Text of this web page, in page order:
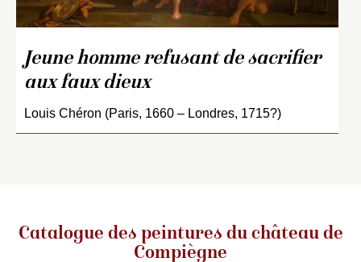
Jeune homme refusant de sacrifier
aux faux dieux
Louis Chéron (Paris, 1660 – Londres, 1715?)
Catalogue des peintures du château de
Compiègne